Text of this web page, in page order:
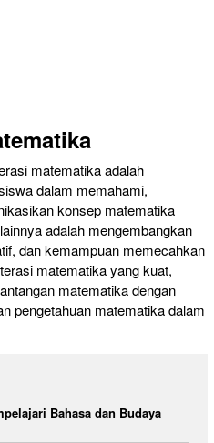
matematika adalah
dalam memahami,
konsep matematika
adalah mengembangkan
dan kemampuan memecahkan
matematika yang kuat,
matematika dengan
pengetahuan matematika dalam
Bahasa dan Budaya